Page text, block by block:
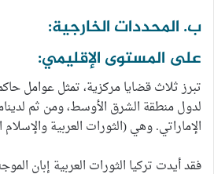
ب. المحددات الخارجية:
على المستوى الإقليمي:
تبرز ثلاث قضايا مركزية، تمثل عوامل
لدول منطقة الشرق الأوسط، ومن ثم
الإماراتي. وهي (الثورات العربية